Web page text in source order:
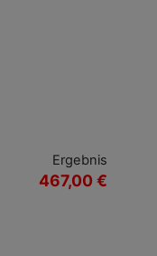
Ergebnis
467,00 €